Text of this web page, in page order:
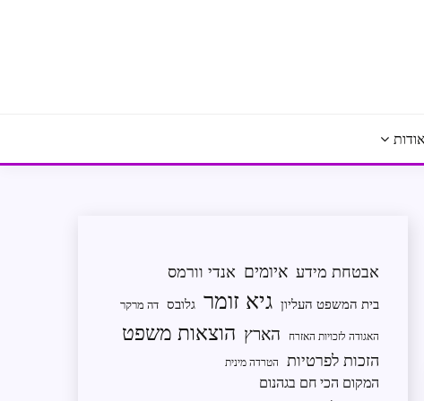
אודות
אבטחת מידע איומים אנדי וורמס
בית המשפט העליון גיא זומר גלובס דה מרקר
האגודה לזכויות האזרח הארץ הוצאות משפט
הזכות לפרטיות הטרדה מינית
המקום הכי חם בגהנום